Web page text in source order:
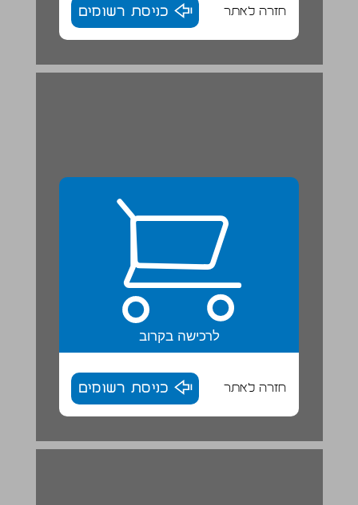
חזרה לאתר כניסת רשומים
לרכישה בקרוב
חזרה לאתר כניסת רשומים